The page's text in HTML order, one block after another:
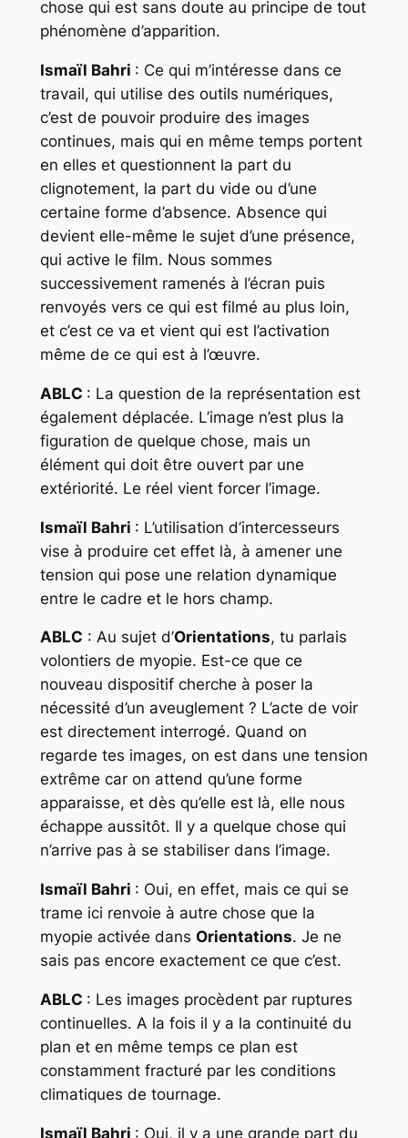
chose qui est sans doute au principe de tout
phénomène d’apparition.
Ismaïl Bahri : Ce qui m’intéresse dans ce
travail, qui utilise des outils numériques,
c’est de pouvoir produire des images
continues, mais qui en même temps portent
en elles et questionnent la part du
clignotement, la part du vide ou d’une
certaine forme d’absence. Absence qui
devient elle-même le sujet d’une présence,
qui active le film. Nous sommes
successivement ramenés à l’écran puis
renvoyés vers ce qui est filmé au plus loin,
et c’est ce va et vient qui est l’activation
même de ce qui est à l’œuvre.
ABLC : La question de la représentation est
également déplacée. L’image n’est plus la
figuration de quelque chose, mais un
élément qui doit être ouvert par une
extériorité. Le réel vient forcer l’image.
Ismaïl Bahri : L’utilisation d’intercesseurs
vise à produire cet effet là, à amener une
tension qui pose une relation dynamique
entre le cadre et le hors champ.
ABLC : Au sujet d’Orientations, tu parlais
volontiers de myopie. Est-ce que ce
nouveau dispositif cherche à poser la
nécessité d’un aveuglement ? L’acte de voir
est directement interrogé. Quand on
regarde tes images, on est dans une tension
extrême car on attend qu’une forme
apparaisse, et dès qu’elle est là, elle nous
échappe aussitôt. Il y a quelque chose qui
n’arrive pas à se stabiliser dans l’image.
Ismaïl Bahri : Oui, en effet, mais ce qui se
trame ici renvoie à autre chose que la
myopie activée dans Orientations. Je ne
sais pas encore exactement ce que c’est.
ABLC : Les images procèdent par ruptures
continuelles. A la fois il y a la continuité du
plan et en même temps ce plan est
constamment fracturé par les conditions
climatiques de tournage.
Ismaïl Bahri : Oui, il y a une grande part du